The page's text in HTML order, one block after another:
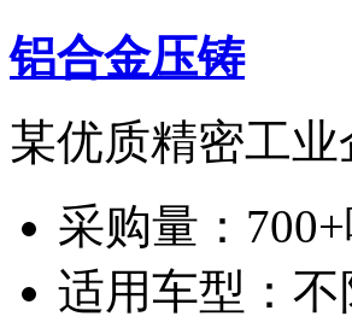
铝合金压铸
某优质精密工业
采购量：
适用车型： 不